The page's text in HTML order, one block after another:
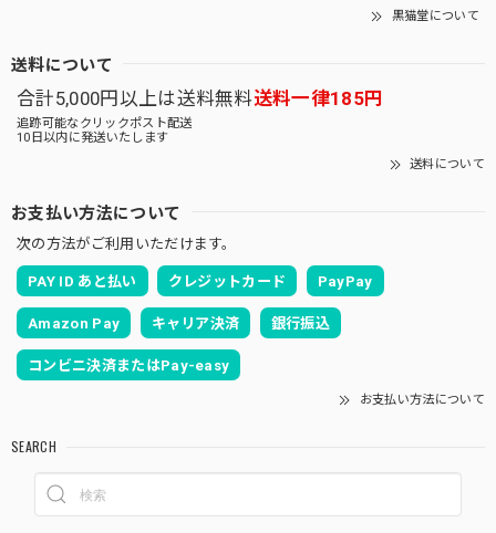
黒猫堂について
送料について
合計5,000円以上は送料無料送料一律185円
追跡可能なクリックポスト配送
10日以内に発送いたします
送料について
お支払い方法について
次の方法がご利用いただけます。
PAY ID あと払い クレジットカード PayPay
Amazon Pay キャリア決済 銀行振込
コンビニ決済またはPay-easy
お支払い方法について
SEARCH